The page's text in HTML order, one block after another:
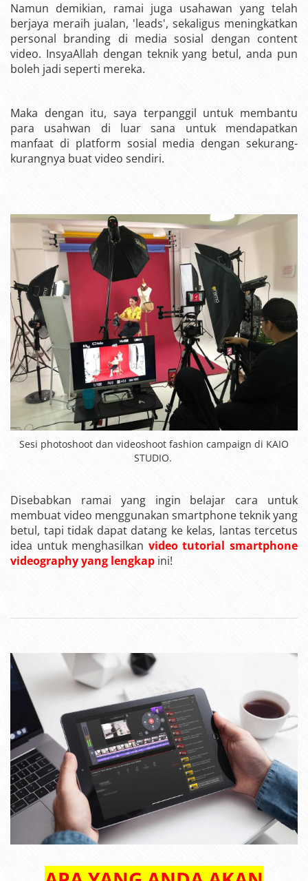
Namun demikian, ramai juga usahawan yang telah
berjaya meraih jualan, 'leads', sekaligus meningkatkan
personal branding di media sosial dengan content
video. InsyaAllah dengan teknik yang betul, anda pun
boleh jadi seperti mereka.
Maka dengan itu, saya terpanggil untuk membantu
para usahwan di luar sana untuk mendapatkan
manfaat di platform sosial media dengan sekurang-
kurangnya buat video sendiri.
Sesi photoshoot dan videoshoot fashion campaign di KAIO
STUDIO.
Disebabkan ramai yang ingin belajar cara untuk
membuat video menggunakan smartphone teknik yang
betul, tapi tidak dapat datang ke kelas, lantas tercetus
idea untuk menghasilkan video tutorial smartphone
videography yang lengkap ini!